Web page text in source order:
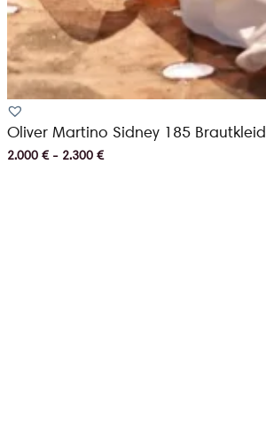
Oliver Martino Sidney 185 Brautkleid
2.000 € - 2.300 €